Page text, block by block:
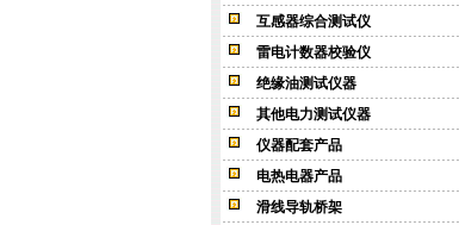
互感器综合测试仪
雷电计数器校验仪
绝缘油测试仪器
其他电力测试仪器
仪器配套产品
电热电器产品
滑线导轨桥架